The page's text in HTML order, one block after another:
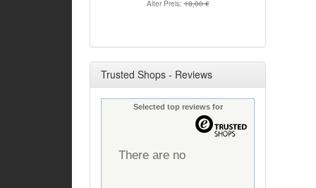
Alter Preis:18,00 €
Trusted Shops - Reviews
Selected top reviews for
There are no